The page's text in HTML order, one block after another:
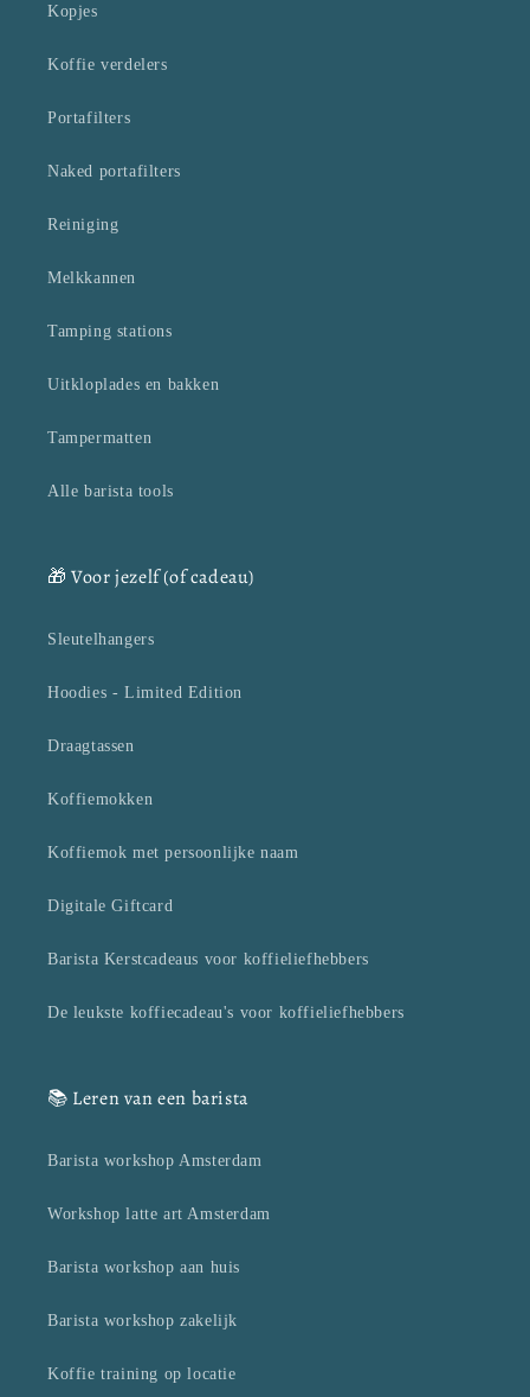
Kopjes
Koffie verdelers
Portafilters
Naked portafilters
Reiniging
Melkkannen
Tamping stations
Uitkloplades en bakken
Tampermatten
Alle barista tools
🎁 Voor jezelf (of cadeau)
Sleutelhangers
Hoodies - Limited Edition
Draagtassen
Koffiemokken
Koffiemok met persoonlijke naam
Digitale Giftcard
Barista Kerstcadeaus voor koffieliefhebbers
De leukste koffiecadeau's voor koffieliefhebbers
📚 Leren van een barista
Barista workshop Amsterdam
Workshop latte art Amsterdam
Barista workshop aan huis
Barista workshop zakelijk
Koffie training op locatie